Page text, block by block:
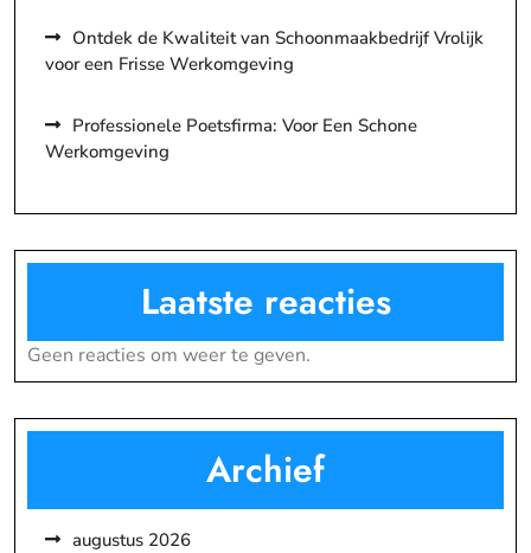
Ontdek de Kwaliteit van Schoonmaakbedrijf Vrolijk
voor een Frisse Werkomgeving
Professionele Poetsfirma: Voor Een Schone
Werkomgeving
Laatste reacties
Geen reacties om weer te geven.
Archief
augustus 2026